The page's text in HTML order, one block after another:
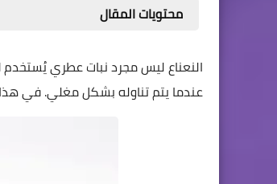
محتويات المقال
النعناع ليس مجرد نبات عطري
عندما يتم تناوله بشكل مغلي. في